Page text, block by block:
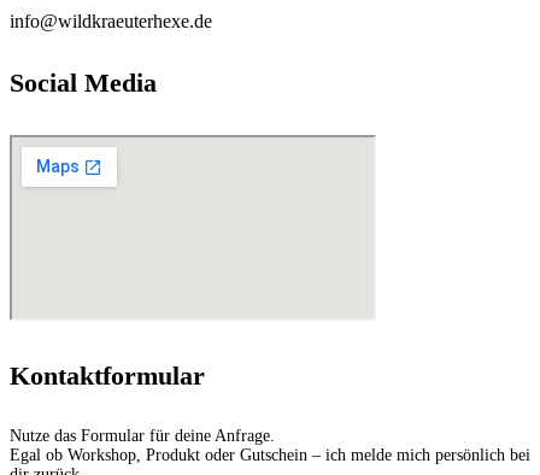
info@wildkraeuterhexe.de
Social Media
Kontaktformular
Nutze das Formular für deine Anfrage.
Egal ob Workshop, Produkt oder Gutschein – ich melde mich persönlich bei